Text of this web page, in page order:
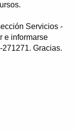
Servicios -
e informarse
Gracias.